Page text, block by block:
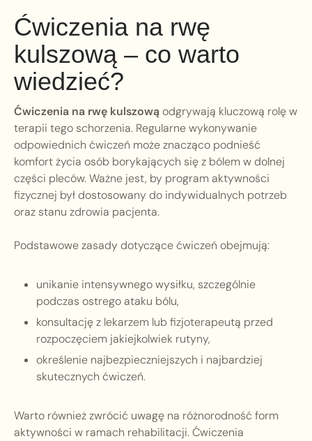
Ćwiczenia na rwę
kulszową – co warto
wiedzieć?
Ćwiczenia na rwę kulszowąodgrywają kluczową rolę w
terapii tego schorzenia. Regularne wykonywanie
odpowiednich ćwiczeń może znacząco podnieść
komfort życia osób borykających się z bólem w dolnej
części pleców. Ważne jest, by program aktywności
fizycznej był dostosowany do indywidualnych potrzeb
oraz stanu zdrowia pacjenta.
Podstawowe zasady dotyczące ćwiczeń obejmują:
unikanie intensywnego wysiłku, szczególnie
podczas ostrego ataku bólu,
konsultację z lekarzem lub fizjoterapeutą przed
rozpoczęciem jakiejkolwiek rutyny,
określenie najbezpieczniejszych i najbardziej
skutecznych ćwiczeń.
Warto również zwrócić uwagę na różnorodność form
aktywności w ramach rehabilitacji. Ćwiczenia